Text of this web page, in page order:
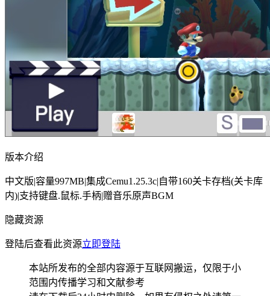
版本介绍
中文版|容量997MB|集成Cemu1.25.3c|自带160关卡存档(关卡库
内)|支持键盘.鼠标.手柄|赠音乐原声BGM
隐藏资源
登陆后查看此资源立即登陆
本站所发布的全部内容源于互联网搬运，仅限于小
范围内传播学习和文献参考